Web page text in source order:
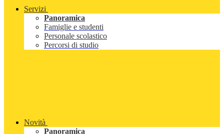
Servizi
Panoramica
Famiglie e studenti
Personale scolastico
Percorsi di studio
Novità
Panoramica